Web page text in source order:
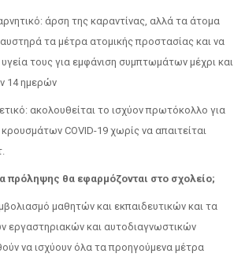
άρση της καραντίνας, αλλά τα άτομα
τα μέτρα ατομικής προστασίας και να
τους για εμφάνιση συμπτωμάτων μέχρι και
14 ημερών
ακολουθείται το ισχύον πρωτόκολλο για
COVID-19 χωρίς να απαιτείται
πρόληψης θα εφαρμόζονται στο σχολείο;
μαθητών και εκπαιδευτικών και τα
εργαστηριακών και αυτοδιαγνωστικών
να ισχύουν όλα τα προηγούμενα μέτρα